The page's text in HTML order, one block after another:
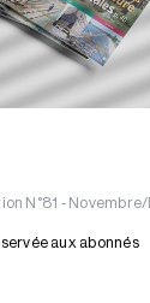
N°81 -
aux abonnés